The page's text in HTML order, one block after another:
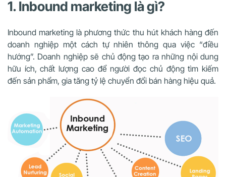
1. Inbound marketing là gì?
Inbound marketing là phương thức thu hút khách hàng đến
doanh nghiệp một cách tự nhiên thông qua việc “điều
hướng”. Doanh nghiệp sẽ chủ động tạo ra những nội dung
hữu ích, chất lượng cao để người đọc chủ động tìm kiếm
đến sản phẩm, gia tăng tỷ lệ chuyển đổi bán hàng hiệu quả.